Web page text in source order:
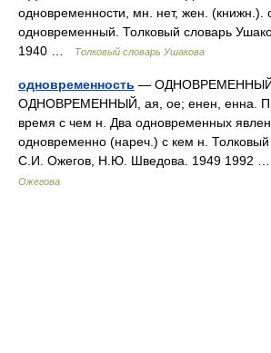
одновременности, мн. нет, жен. (книжн.).
одновременный. Толковый словарь
1940 …
Толковый словарь Ушакова
одновременность — ОДНОВРЕМЕННЫЙ,
ОДНОВРЕМЕННЫЙ, ая, ое; енен, енна.
время с чем н. Два одновременных
одновременно (нареч.) с кем н. Толковый
С.И. Ожегов, Н.Ю. Шведова. 1949 1992
Ожегова